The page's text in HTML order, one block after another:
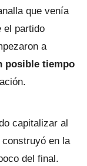
que venía
el partido
a
posible tiempo
capitalizar al
en la
del final.